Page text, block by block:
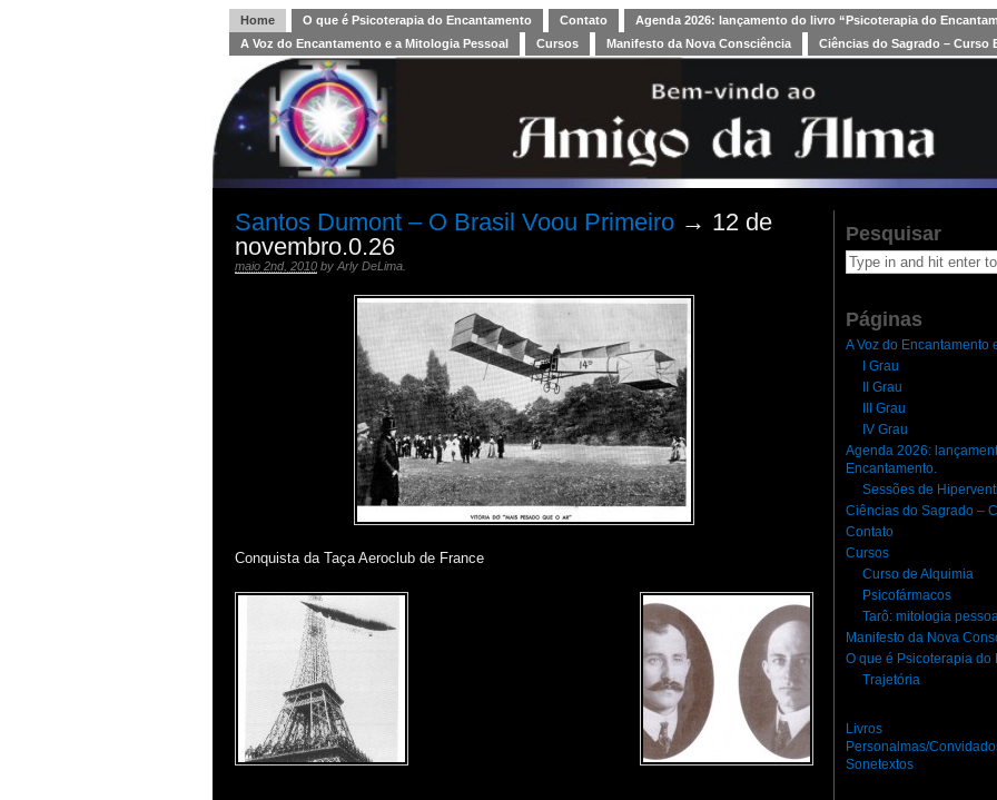
Home O que é Psicoterapia do Encantamento Contato
Agenda 2026: lançamento do livro “Psicoterapia do
A Voz do Encantamento e a Mitologia Pessoal
Cursos Manifesto da Nova Consciência Ciências do Sagrado – Curso
Santos Dumont – O Brasil Voou Primeiro → 12 de
novembro.0.26
maio 2nd, 2010 by Arly DeLima
Conquista da Taça Aeroclub de France
Pesquisar
Páginas
A Voz do Encantamento
I Grau
II Grau
III Grau
IV Grau
Agenda 2026:
Encantamento.
Sessões de
Ciências do Sagrado –
Contato
Cursos
Curso de Alquimia
Psicofármacos
Tarô: mitologia
Manifesto da Nova
O que é Psicoterapia do
Trajetória
Livros
Personalmas/
Sonetextos